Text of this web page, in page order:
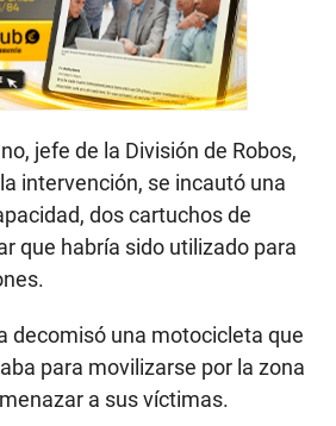
jefe de la División de Robos,
intervención, se incautó una
dos cartuchos de
que habría sido utilizado para
decomisó una motocicleta que
para movilizarse por la zona
a sus víctimas.